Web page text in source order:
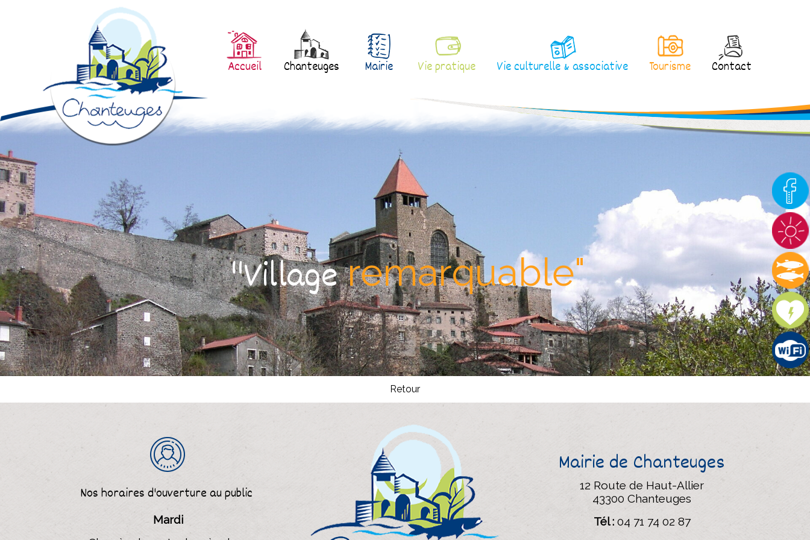
Accueil Chanteuges Mairie Vie pratique Vie culturelle & associative Tourisme Contact
"Villageremarquable"
Retour
Nos horaires d'ouvertureau public
Mardi
Mairie de Chanteuges
12 Route de Haut-Allier
43300 Chanteuges
Tél :04 71 74 02 87